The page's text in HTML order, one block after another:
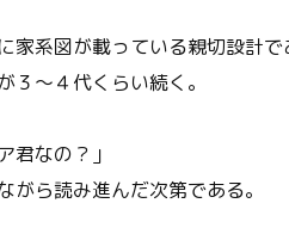
系図が載っている親切設計で
３～４代くらい続く。
君なの？」
がら読み進んだ次第である。